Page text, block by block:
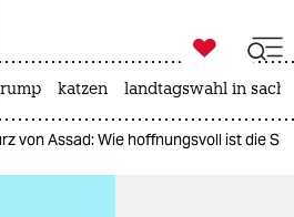
zahl ich
ich

taz zahl ich
katzen landtagswahl in
von Assad: Wie hoffnungsvoll ist die